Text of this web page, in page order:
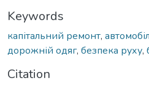
Keywords
капітальний ремонт,
дорожній одяг, безпека руху,
Citation